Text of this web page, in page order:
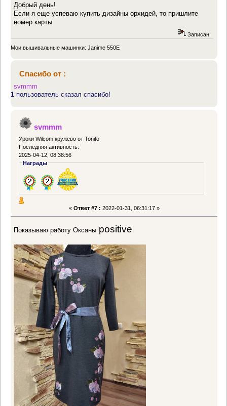
Добрый день!
Если я еще успеваю купить дизайны орхидей, то пришлите
номер карты
Записан
Мои вышивальные машинки: Janime 550E
Спасибо от :
svmmm
1 пользователь сказал спасибо!
svmmm
Уроки Wilcom кружево от Tonito
Последняя активность:
2025-04-12, 08:38:56
Награды
« Ответ #7 : 2022-01-31, 06:31:17 »
Показываю работу Оксаны positive